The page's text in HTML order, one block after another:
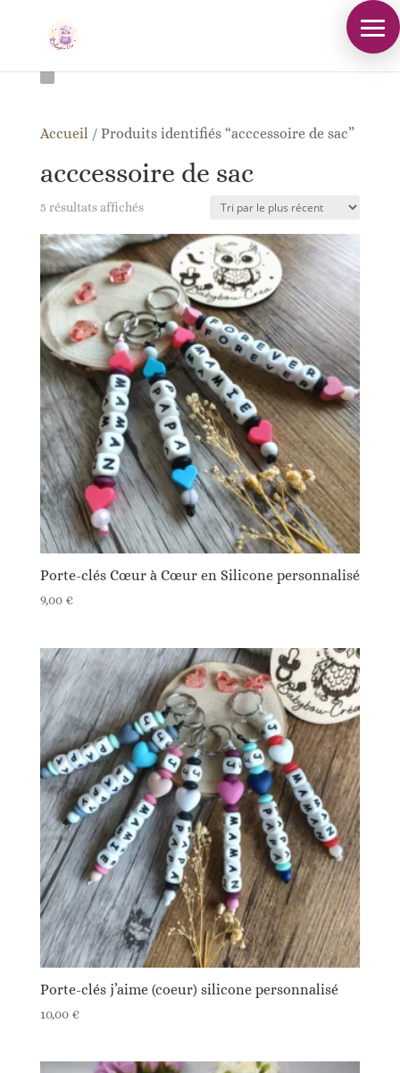
Accueil / Produits identifiés “acccessoire de sac”
acccessoire de sac
5 résultats affichésTrié
plus
récent
au
plus
ancien
Porte-clés Cœur à Cœur en Silicone personnalisé
9,00 €
Porte-clés j’aime (coeur) silicone personnalisé
10,00 €